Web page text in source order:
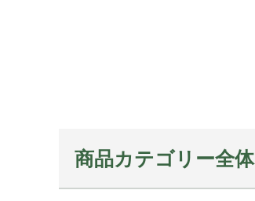
商品カテゴリー全体